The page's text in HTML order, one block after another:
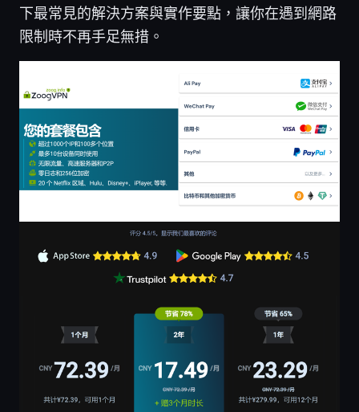
下最常見的解決方案與實作要點，讓你在遇到網路
限制時不再手足無措。